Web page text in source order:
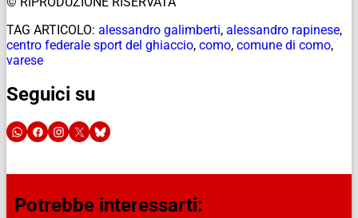
TAG ARTICOLO: alessandro galimberti, alessandro rapinese,
centro federale sport del ghiaccio, como, comune di como,
varese
Seguici su
Potrebbe interessarti: